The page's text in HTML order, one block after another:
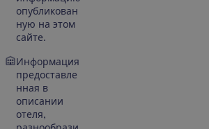
опубликован
ную на этом
сайте.
Информация
предоставле
нная в
описании
отеля,